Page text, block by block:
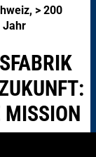
> 200
Jahr
MISSION